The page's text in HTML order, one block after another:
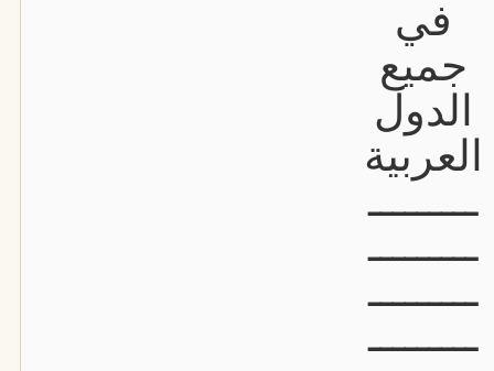
في
جميع
الدول
العربية
ـــــــــ
ـــــــــ
ـــــــــ
ـــــــــ